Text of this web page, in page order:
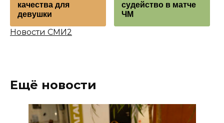
качества для
девушки
судейство в матче
ЧМ
Новости СМИ2
Ещё новости